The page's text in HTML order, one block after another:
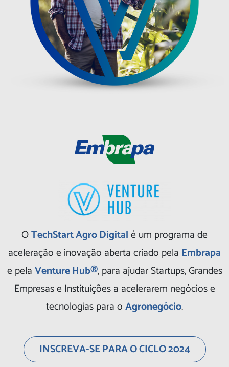
OTechStart Agro Digitalé um programa de
aceleração e inovação aberta criado pela Embrapa
e pelaVenture Hub®, para ajudar Startups, Grandes
Empresas e Instituições a acelerarem negócios e
tecnologias para oAgronegócio.
INSCREVA-SE PARA O CICLO 2024